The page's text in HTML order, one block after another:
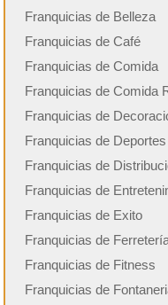
Franquicias de Belleza
Franquicias de Café
Franquicias de Comida
Franquicias de Comida
Franquicias de
Franquicias de Deportes
Franquicias de
Franquicias de
Franquicias de Exito
Franquicias de
Franquicias de Fitness
Franquicias de